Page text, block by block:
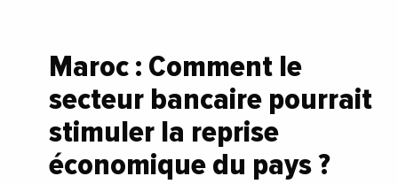
Maroc : Comment le
secteur bancaire pourrait
stimuler la reprise
économique du pays ?